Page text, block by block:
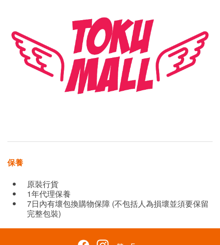
保養
原裝行貨
1年代理保養
7日內有壞包換購物保障 (不包括人為損壞並須要保留
完整包裝)